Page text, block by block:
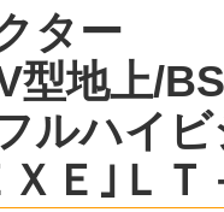
ター
型地上/
ルハイ
ＸＥ｣Ｌ